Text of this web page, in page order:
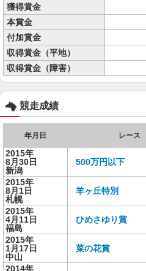
獲得賞金
本賞金
付加賞金
収得賞金（平地）
収得賞金（障害）
競走成績
年月日 レース
2015年
8月30日
新潟
500万円以下
2015年
8月1日
札幌
羊ヶ丘特別
2015年
4月11日
福島
ひめさゆり賞
2015年
1月17日
中山
菜の花賞
2014年